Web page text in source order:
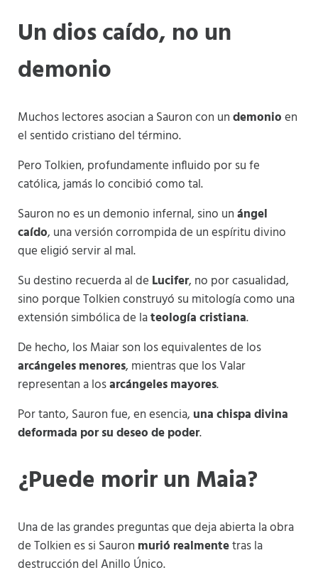
Un dios caído, no un
demonio
Muchos lectores asocian a Sauron con undemonioen
el sentido cristiano del término.
Pero Tolkien, profundamente influido por su fe
católica, jamás lo concibió como tal.
Sauron no es un demonio infernal, sino unángel
caído, una versión corrompida de un espíritu divino
que eligió servir al mal.
Su destino recuerda al de Lucifer, no por casualidad,
sino porque Tolkien construyó su mitología como una
extensión simbólica de lateología cristiana.
De hecho, los Maiar son los equivalentes de los
arcángeles menores, mientras que los Valar
representan a losarcángeles mayores.
Por tanto, Sauron fue, en esencia, una chispa divina
deformada por su deseo de poder.
¿Puede morir un Maia?
Una de las grandes preguntas que deja abierta la obra
de Tolkien es si Sauron murió realmentetras la
destrucción del Anillo Único.